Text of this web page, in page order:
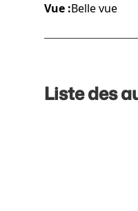
Vue :Belle vue
Liste des